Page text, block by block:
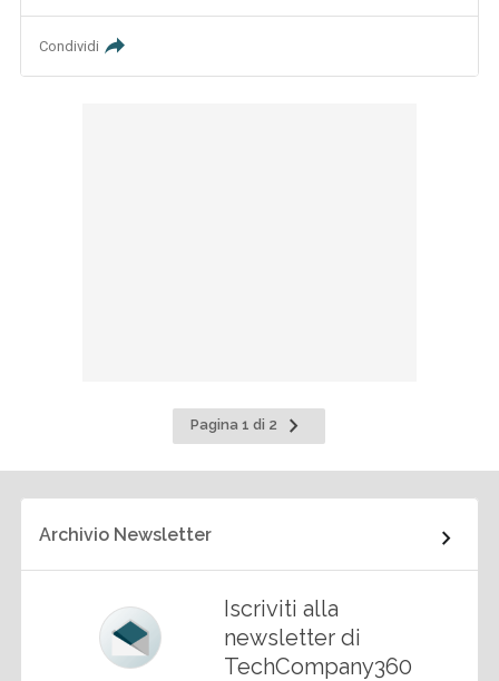
Condividi
Pagina 1 di 2
Pagina
successiva
Archivio Newsletter
Iscriviti alla
newsletter di
TechCompany360